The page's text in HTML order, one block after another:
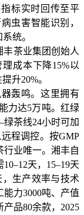
标实时回传至平
虫害智能识别，
统。
茶业集团创始人
成本下降15%以
升20%。
轰鸣。这里拥有
力达5万吨。红绿
茶线24小时可加
程调控。按GMP
行业唯一。湘丰自
天，15–19天
，生产效率与技术
力3000吨、产值
品80余款，2025